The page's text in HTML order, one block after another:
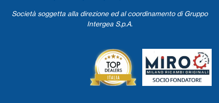
Società soggetta alla direzione ed al coordinamento di Gruppo
Intergea S.p.A.